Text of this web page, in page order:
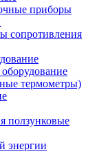
приборы
сопротивления
термометры)
ползунковые
энергии